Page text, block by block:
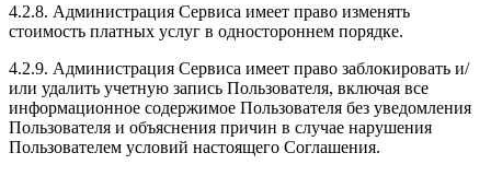
4.2.8. Администрация Сервиса имеет право изменять
стоимость платных услуг в одностороннем порядке.
4.2.9. Администрация Сервиса имеет право заблокировать и/
или удалить учетную запись Пользователя, включая все
информационное содержимое Пользователя без уведомления
Пользователя и объяснения причин в случае нарушения
Пользователем условий настоящего Соглашения.